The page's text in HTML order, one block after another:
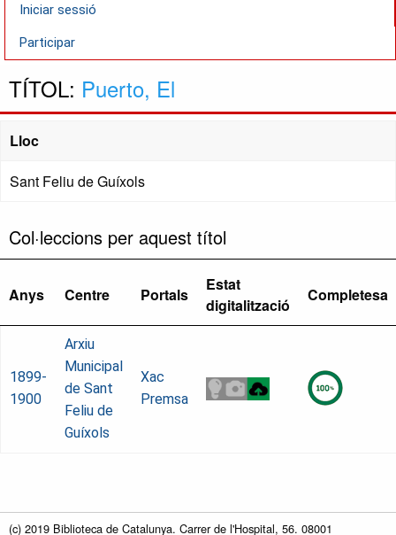
Iniciar sessió
Participar
TÍTOL: Puerto, El
Lloc
Sant Feliu de Guíxols
Col·leccions per aquest títol
Anys Centre Portals
Estat
digitalització
Completesa
1899-
1900
Arxiu
Municipal
de Sant
Feliu de
Guíxols
Xac
Premsa
(c) 2019 Biblioteca de Catalunya. Carrer de l'Hospital, 56. 08001